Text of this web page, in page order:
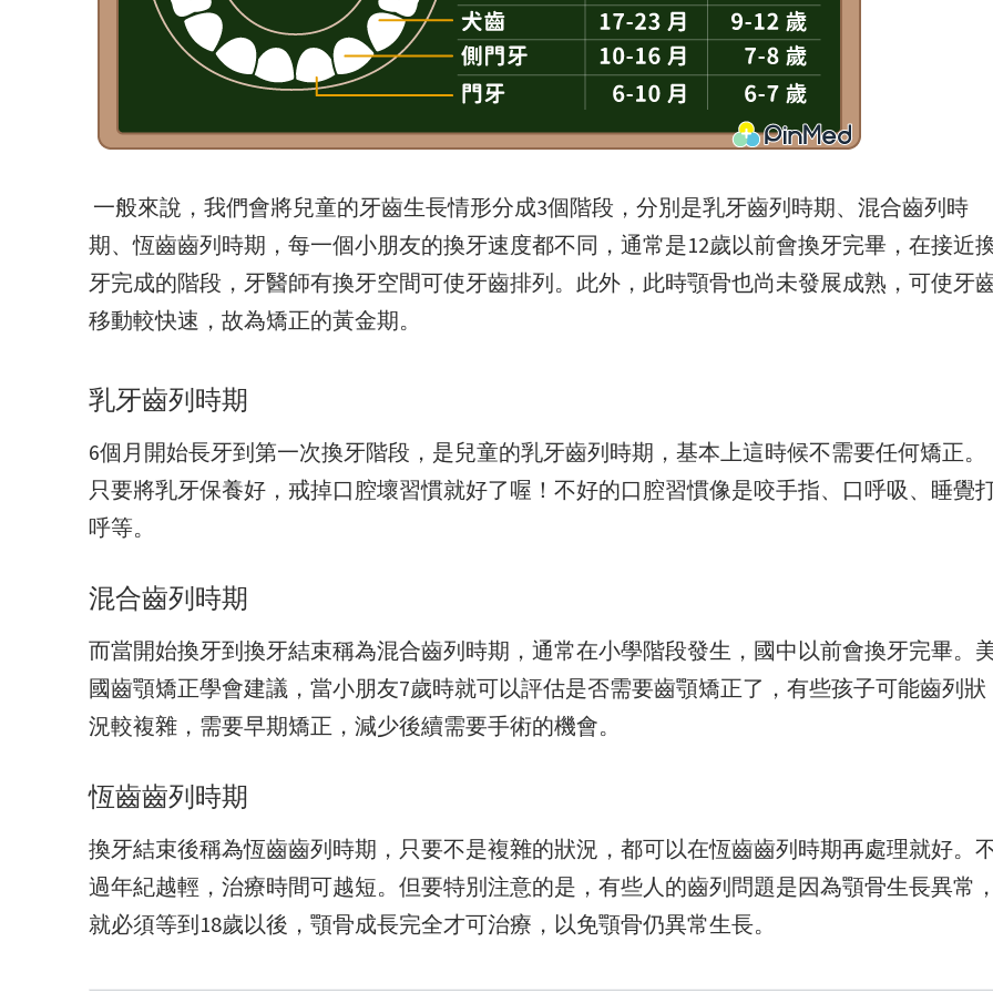
一般來說，我們會將兒童的牙齒生長情形分成3個階段，分別是乳牙齒列時期、混合齒列時
期、恆齒齒列時期，每一個小朋友的換牙速度都不同，通常是12歲以前會換牙完畢，在接近
牙完成的階段，牙醫師有換牙空間可使牙齒排列。此外，此時顎骨也尚未發展成熟，可使牙
移動較快速，故為矯正的黃金期。
乳牙齒列時期
6個月開始長牙到第一次換牙階段，是兒童的乳牙齒列時期，基本上這時候不需要任何矯正。
只要將乳牙保養好，戒掉口腔壞習慣就好了喔！不好的口腔習慣像是咬手指、口呼吸、睡覺
呼等。
混合齒列時期
而當開始換牙到換牙結束稱為混合齒列時期，通常在小學階段發生，國中以前會換牙完畢。
國齒顎矯正學會建議，當小朋友7歲時就可以評估是否需要齒顎矯正了，有些孩子可能齒列狀
況較複雜，需要早期矯正，減少後續需要手術的機會。
恆齒齒列時期
換牙結束後稱為恆齒齒列時期，只要不是複雜的狀況，都可以在恆齒齒列時期再處理就好。
過年紀越輕，治療時間可越短。但要特別注意的是，有些人的齒列問題是因為顎骨生長異常，
就必須等到18歲以後，顎骨成長完全才可治療，以免顎骨仍異常生長。